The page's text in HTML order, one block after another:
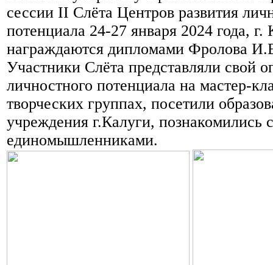
сессии II Слёта Центров развития
потенциала 24-27 января 2024 года, г.
награждаются дипломами Фролова
Участники Слёта представляли свой
личностного потенциала на мастер-
творческих группах, посетили
учреждения г.Калуги, познакомились
единомышленниками.